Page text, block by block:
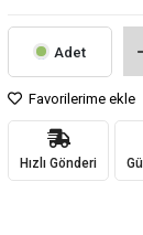
Adet
Favorilerime ekle
Hızlı Gönderi